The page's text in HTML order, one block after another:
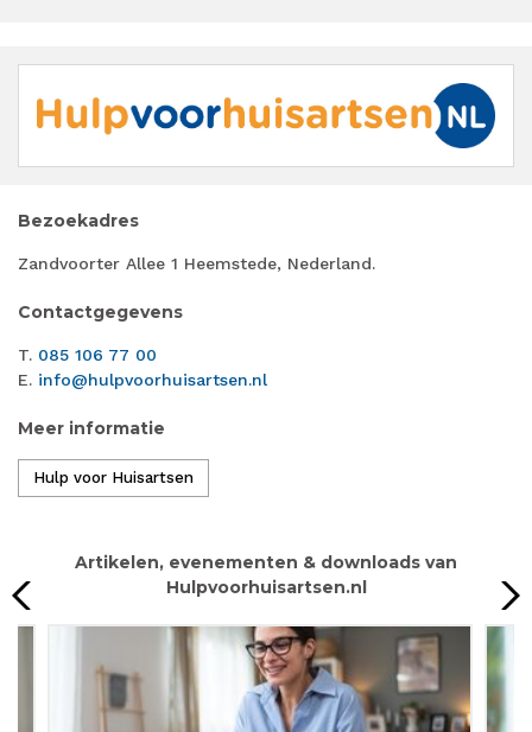
Bezoekadres
Zandvoorter Allee 1 Heemstede, Nederland.
Contactgegevens
T. 085 106 77 00
E. info@hulpvoorhuisartsen.nl
Meer informatie
Hulp voor Huisartsen
Artikelen, evenementen & downloads van
Hulpvoorhuisartsen.nl